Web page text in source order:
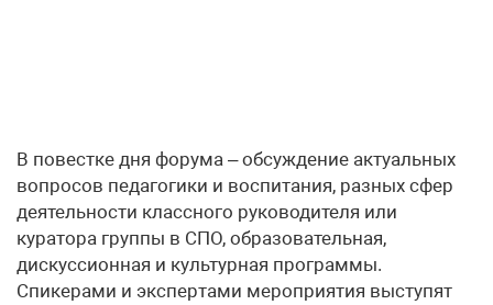
В повестке дня форума – обсуждение актуальных
вопросов педагогики и воспитания, разных сфер
деятельности классного руководителя или
куратора группы в СПО, образовательная,
дискуссионная и культурная программы.
Спикерами и экспертами мероприятия выступят